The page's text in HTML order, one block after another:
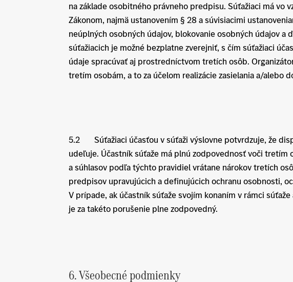
na základe osobitného právneho predpisu. Súťažiaci má vo
Zákonom, najmä ustanovením § 28 a súvisiacimi
neúplných osobných údajov, blokovanie osobných údajov a
súťažiacich je možné bezplatne zverejniť, s čím súťažiaci
údaje spracúvať aj prostredníctvom tretích osôb.
tretím osobám, a to za účelom realizácie zasielania a/alebo
5.2
Súťažiaci účasťou v súťaži výslovne potvrdzuje, že
udeľuje. Účastník súťaže má plnú zodpovednosť voči
a súhlasov podľa týchto pravidiel vrátane nárokov tretích
predpisov upravujúcich a definujúcich ochranu osobnosti,
V prípade, ak účastník súťaže svojím konaním v rámci
je za takéto porušenie plne zodpovedný.
6. Všeobecné podmienky